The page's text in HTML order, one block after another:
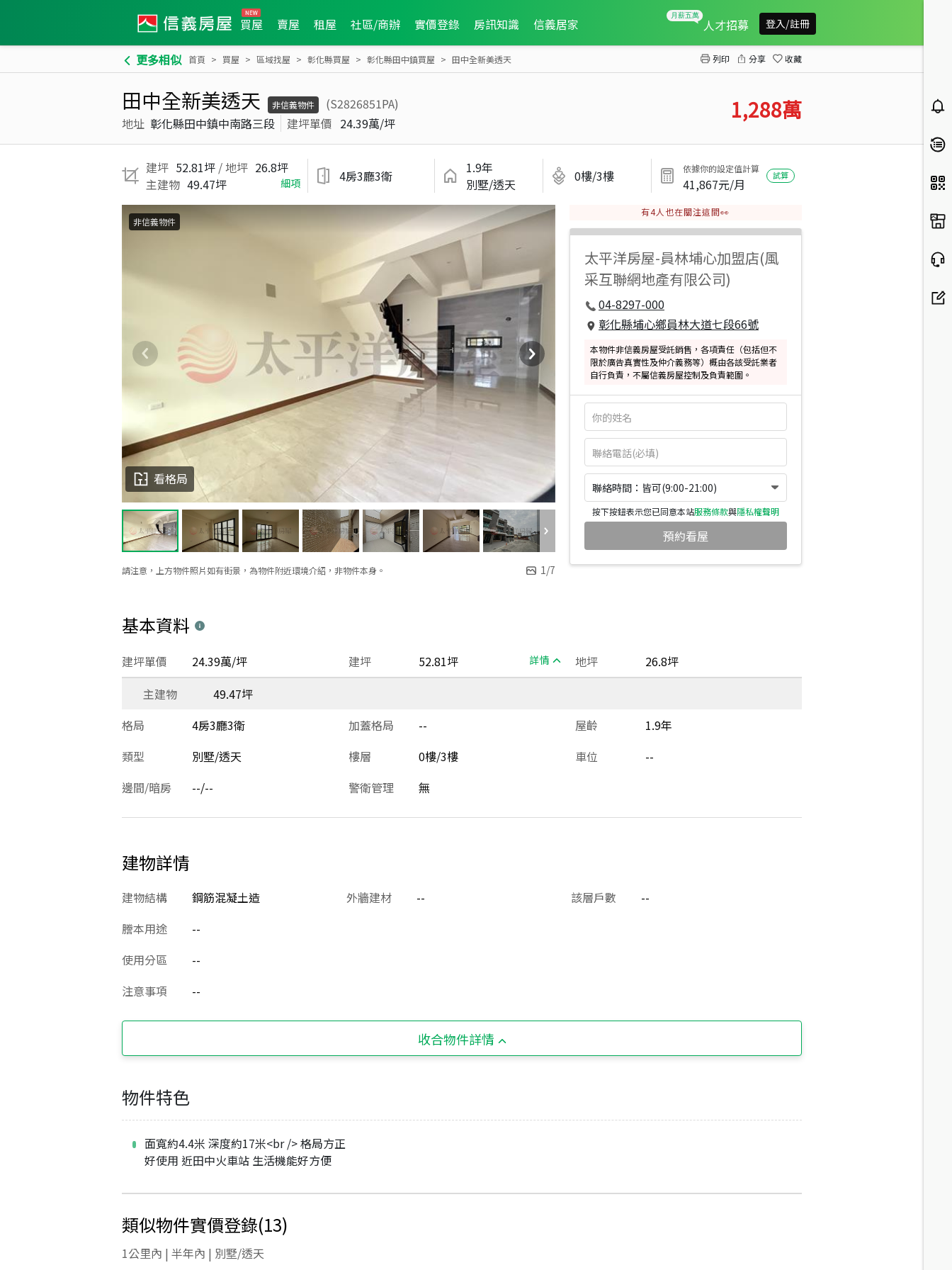
買屋 賣屋 租屋 社區/商辦 實價登錄 房訊知識 信義居家 人才招募 登入/註冊
更多相似 首頁 買屋 區域找屋 彰化縣買屋 彰化縣田中鎮買屋 田中全新美透天 列印 分享 收藏
田中全新美透天 非信義物件
(S2826851PA)
地址 彰化縣田中鎮中南路三段 建坪單價 24.39萬/坪 1,288萬
建坪 52.81坪 / 地坪 26.8坪
主建物 49.47坪 細項 4房3廳3衛
1.9年
別墅/透天
0樓/3樓 依據你的設定值計算
41,867元/月
試算
請注意，上方物件照片如有街景，為物件附近環境介紹，非物件本身。 1/7
看格局
非信義物件
有4人也在關注這間👀
太平洋房屋-員林埔心加盟店(風
采互聯網地產有限公司)
04-8297-000
彰化縣埔心鄉員林大道七段66號
本物件非信義房屋受託銷售，各項責任（包括但不
限於廣告真實性及仲介義務等）概由各該受託業者
自行負責，不屬信義房屋控制及負責範圍。
聯絡時間：皆可(9:00-21:00)
按下按鈕表示您已同意本站服務條款與隱私權聲明
預約看屋
基本資料
建坪 52.81坪 詳情
建坪單價 24.39萬/坪 地坪
26.8坪
主建物
49.47坪
格局
4房3廳3衛 加蓋格局 -- 屋齡
1.9年
類型
別墅/透天 樓層 0樓/3樓 車位
--
邊間/暗房
--/-- 警衛管理 無
建物詳情
建物結構 鋼筋混凝土造 外牆建材 -- 該層戶數
--
謄本用途
--
使用分區
--
注意事項
--
收合物件詳情
物件特色
面寬約4.4米 深度約17米<br /> 格局方正
好使用 近田中火車站 生活機能好方便
類似物件實價登錄(13)
1公里內 | 半年內 | 別墅/透天